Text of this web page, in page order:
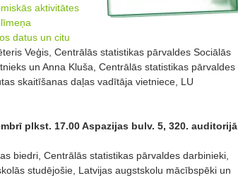
aktivitātes
datus un citu
Veģis, Centrālās statistikas pārvaldes Sociālās
un Anna Kluša, Centrālās statistikas pārvaldes
skaitīšanas daļas vadītāja vietniece, LU
plkst. 17.00 Aspazijas bulv. 5, 320. auditorijā
biedri, Centrālās statistikas pārvaldes darbinieki,
studējošie, Latvijas augstskolu mācībspēki un